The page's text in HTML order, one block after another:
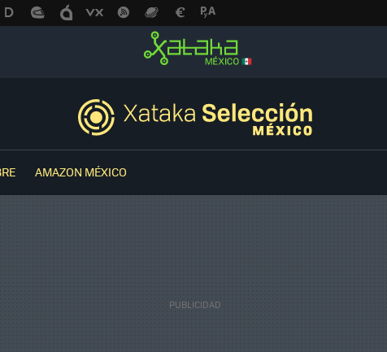
AMAZON MÉXICO